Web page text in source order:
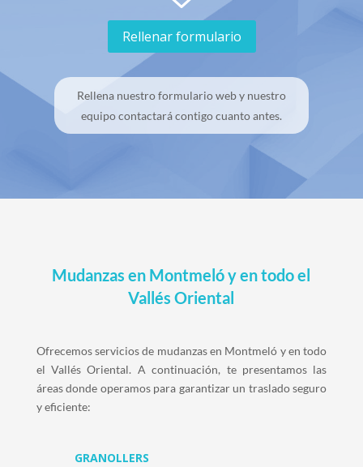
Rellenar formulario
Rellena nuestro formulario web y nuestro
equipo contactará contigo cuanto antes.
Mudanzas en Montmeló y en todo el
Vallés Oriental
Ofrecemos servicios de mudanzas en Montmeló y en todo
el Vallés Oriental. A continuación, te presentamos las
áreas donde operamos para garantizar un traslado seguro
y eficiente:
GRANOLLERS